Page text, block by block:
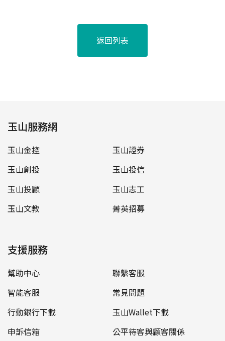
返回列表
玉山服務網
玉山金控
玉山證券
玉山創投
玉山投信
玉山投顧
玉山志工
玉山文教
菁英招募
支援服務
幫助中心
聯繫客服
智能客服
常見問題
行動銀行下載
玉山Wallet下載
申訴信箱
公平待客與顧客關係